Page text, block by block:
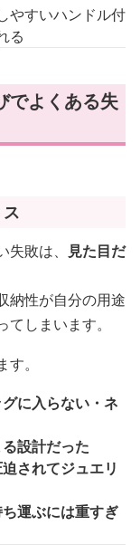
やすいハンドル付
る
でよくある失
敗は、
見た目だ
納性が自分の用途
しまいます。
。
に入らない・ネ
設計だった
されてジュエリ
運ぶには重すぎ